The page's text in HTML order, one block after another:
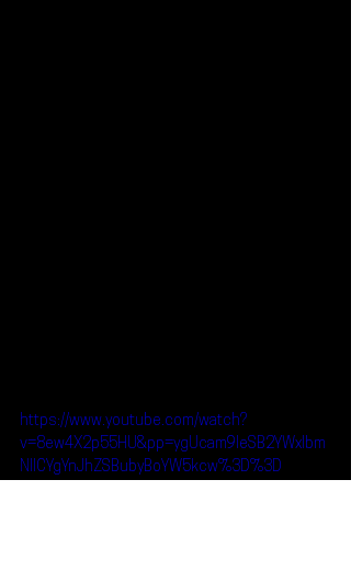
https://www.youtube.com/watch?
v=8ew4X2p55HU&pp=ygUcam9leSB2YWxlbm
NlICYgYnJhZSBubyBoYW5kcw%3D%3D